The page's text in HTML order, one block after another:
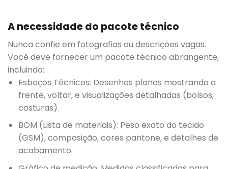
A necessidade do pacote técnico
Nunca confie em fotografias ou descrições vagas.
Você deve fornecer um pacote técnico abrangente,
incluindo:
Esboços Técnicos: Desenhos planos mostrando a
frente, voltar, e visualizações detalhadas (bolsos,
costuras).
BOM (Lista de materiais): Peso exato do tecido
(GSM), composição, cores pantone, e detalhes de
acabamento.